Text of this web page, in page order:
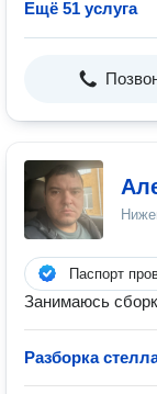
Ещё 51 услуга
Паспорт
Занимаюсь
Разборка